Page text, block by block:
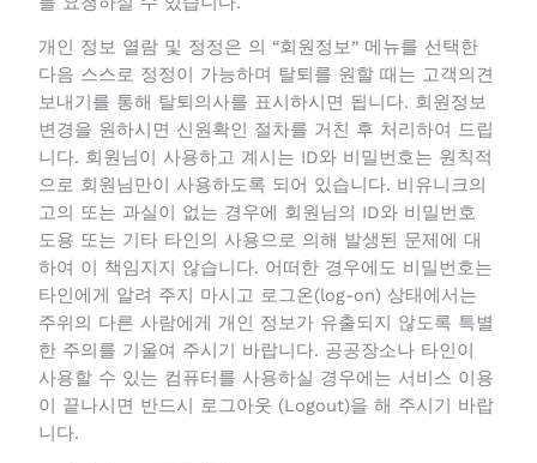
제를 요청하실 수 있습니다.
개인 정보 열람 및 정정은 의 “회원정보” 메뉴를 선택한
다음 스스로 정정이 가능하며 탈퇴를 원할 때는 고객의
견 보내기를 통해 탈퇴의사를 표시하시면 됩니다. 회원
정보 변경을 원하시면 신원확인 절차를 거친 후 처리하
여 드립니다. 회원님이 사용하고 계시는 ID와 비밀번호
는 원칙적으로 회원님만이 사용하도록 되어 있습니다.
비유니크의 고의 또는 과실이 없는 경우에 회원님의 ID
와 비밀번호 도용 또는 기타 타인의 사용으로 의해 발
생된 문제에 대하여 이 책임지지 않습니다. 어떠한 경
우에도 비밀번호는 타인에게 알려 주지 마시고 로그온
(log-on) 상태에서는 주위의 다른 사람에게 개인 정보
가 유출되지 않도록 특별한 주의를 기울여 주시기 바랍
니다. 공공장소나 타인이 사용할 수 있는 컴퓨터를 사